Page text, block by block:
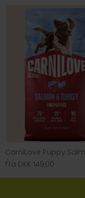
Fra DKK 149,00